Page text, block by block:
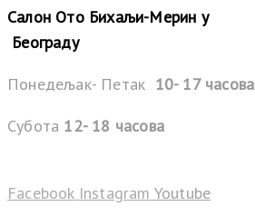
Салон Ото Бихаљи-Мерин у
Београду
Понедељак- Петак 10- 17 часова
Субота 12- 18 часова
Facebook Instagram Youtube